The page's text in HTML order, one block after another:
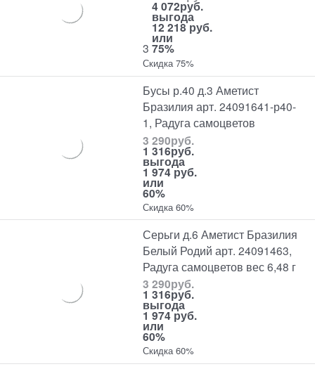
3
4 072руб.
выгода
12 218 руб.
или
75%
Скидка 75%
Бусы р.40 д.3 Аметист
Бразилия арт. 24091641-р40-
1, Радуга самоцветов
3 290руб.
1 316руб.
выгода
1 974 руб.
или
60%
Скидка 60%
Серьги д.6 Аметист Бразилия
Белый Родий арт. 24091463,
Радуга самоцветов вес 6,48 г
3 290руб.
1 316руб.
выгода
1 974 руб.
или
60%
Скидка 60%